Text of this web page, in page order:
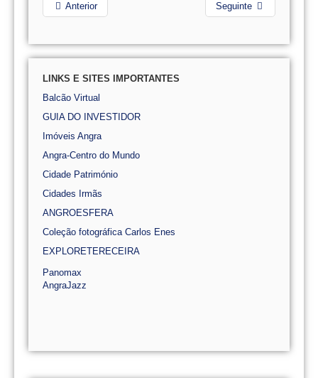
Anterior Seguinte
LINKS E SITES IMPORTANTES
Balcão Virtual
GUIA DO INVESTIDOR
Imóveis Angra
Angra-Centro do Mundo
Cidade Património
Cidades Irmãs
ANGROESFERA
Coleção fotográfica Carlos Enes
EXPLORETERECEIRA
Panomax
AngraJazz